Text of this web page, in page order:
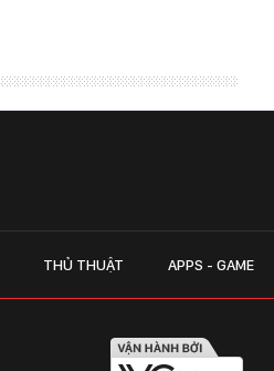
THỦ THUẬT APPS - GAME